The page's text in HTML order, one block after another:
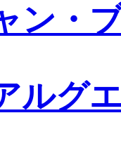
ン・
ルグ